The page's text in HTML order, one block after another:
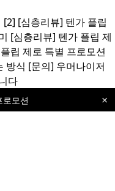
[2] [심층리뷰] 텐가 플립
[심층리뷰] 텐가 플립 제
립 제로 특별 프로모션
방식 [문의] 우머나이저
다
모션 ×